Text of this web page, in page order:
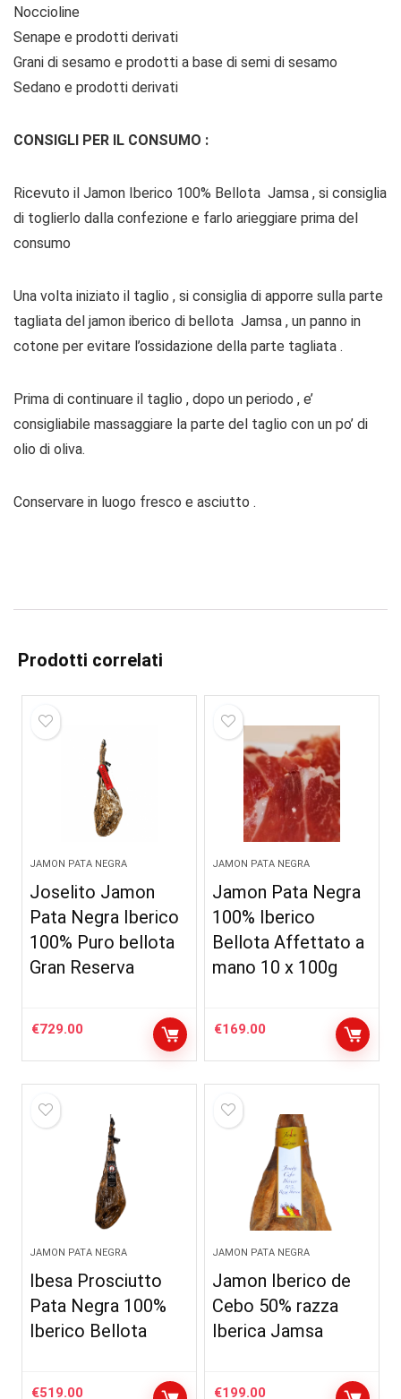
Noccioline
Senape e prodotti derivati
Grani di sesamo e prodotti a base di semi di sesamo
Sedano e prodotti derivati
CONSIGLI PER IL CONSUMO :
Ricevuto il Jamon Iberico 100% Bellota Jamsa , si consiglia
di toglierlo dalla confezione e farlo arieggiare prima del
consumo
Una volta iniziato il taglio , si consiglia di apporre sulla parte
tagliata del jamon iberico di bellota Jamsa , un panno in
cotone per evitare l’ossidazione della parte tagliata .
Prima di continuare il taglio , dopo un periodo , e’
consigliabile massaggiare la parte del taglio con un po’ di
olio di oliva.
Conservare in luogo fresco e asciutto .
Prodotti correlati
JAMON PATA NEGRA
Joselito Jamon
Pata Negra Iberico
100% Puro bellota
Gran Reserva
€729.00
JAMON PATA NEGRA
Jamon Pata Negra
100% Iberico
Bellota Affettato a
mano 10 x 100g
€169.00
JAMON PATA NEGRA
Ibesa Prosciutto
Pata Negra 100%
Iberico Bellota
€519.00
JAMON PATA NEGRA
Jamon Iberico de
Cebo 50% razza
Iberica Jamsa
€199.00